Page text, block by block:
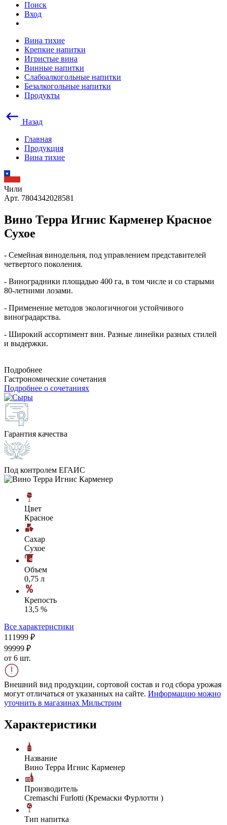
Поиск
Вход
Вина тихие
Крепкие напитки
Игристые вина
Винные напитки
Слабоалкогольные напитки
Безалкогольные напитки
Продукты
Назад
Главная
Продукция
Вина тихие
Чили
Арт. 7804342028581
Вино Терра Игнис Карменер Красное
Сухое
- Семейная винодельня, под управлением представителей
четвертого поколения.
- Виноградники площадью 400 га, в том числе и со старыми
80-летними лозами.
- Применение методов экологичногои устойчивого
виноградарства.
- Широкий ассортимент вин. Разные линейки разных стилей
и выдержки.
Подробнее
Гастрономические сочетания
Подробнее о сочетаниях
Гарантия качества
Под контролем ЕГАИС
Цвет
Красное
Сахар
Сухое
Объем
0,75 л
Крепость
13,5 %
Все характеристики
111999 ₽
99999 ₽
от 6 шт.
Внешний вид продукции, сортовой состав и год сбора урожая
могут отличаться от указанных на сайте. Информацию можно
уточнить в магазинах Мильстрим
Характеристики
Название
Вино Терра Игнис Карменер
Производитель
Cremaschi Furlotti (Кремаски Фурлотти )
Тип напитка